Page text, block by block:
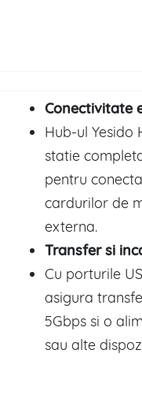
Conectivitate
Hub-ul
statie
pentru
cardurilor de
externa.
Transfer si
Cu porturile
asigura
5Gbps si o
sau alte